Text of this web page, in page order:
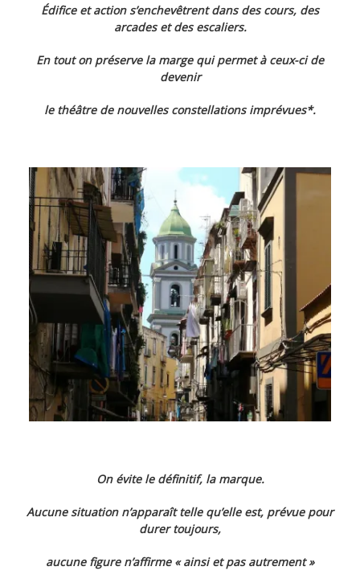
Édifice et action s’enchevêtrent dans des cours, des
arcades et des escaliers.
En tout on préserve la marge qui permet à ceux-ci de
devenir
le théâtre de nouvelles constellations imprévues*.
On évite le définitif, la marque.
Aucune situation n’apparaît telle qu’elle est, prévue pour
durer toujours,
aucune figure n’affirme « ainsi et pas autrement »